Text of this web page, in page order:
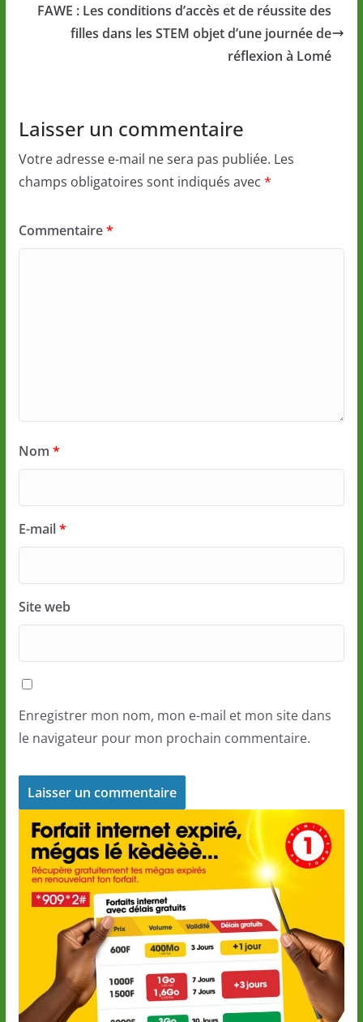
FAWE : Les conditions d’accès et de réussite des
filles dans les STEM objet d’une journée de
réflexion à Lomé
Laisser un commentaire
Votre adresse e-mail ne sera pas publiée. Les
champs obligatoires sont indiqués avec *
Commentaire*
Nom *
E-mail*
Site web
Enregistrer mon nom, mon e-mail et mon site dans
le navigateur pour mon prochain commentaire.